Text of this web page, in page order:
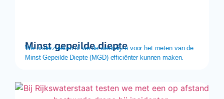
Minst gepeilde diepte
We onderzoeken of we de werkwijze voor het meten van de
Minst Gepeilde Diepte (MGD) efficiënter kunnen maken.